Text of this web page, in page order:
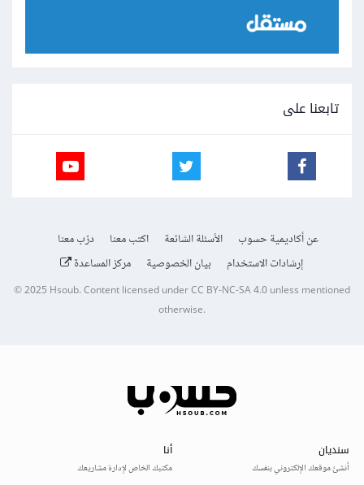
تابعنا على
عن أكاديمية حسوب الأسئلة الشائعة اكتب معنا
درّب معنا
إرشادات الاستخدام
بيان الخصوصية مركز المساعدة
© 2025Hsoub.Content licensed underCC BY-NC-SA 4.0unless mentioned
otherwise.